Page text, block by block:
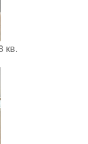
кв.